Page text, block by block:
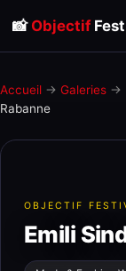
📸 Objectif
Accueil → Galeries →
Rabanne
OBJECTIF
Emili